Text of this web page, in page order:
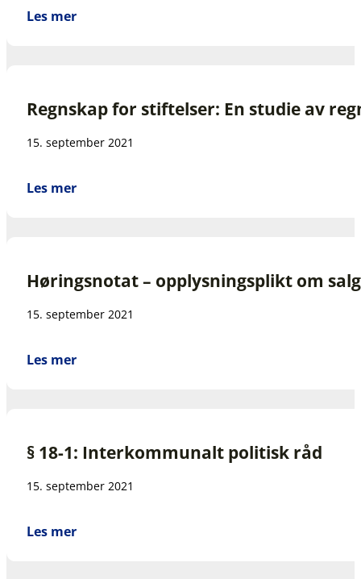
Les mer
Regnskap for stiftelser: En studie av
15. september 2021
Les mer
Høringsnotat – opplysningsplikt om
15. september 2021
Les mer
§ 18-1: Interkommunalt politisk råd
15. september 2021
Les mer